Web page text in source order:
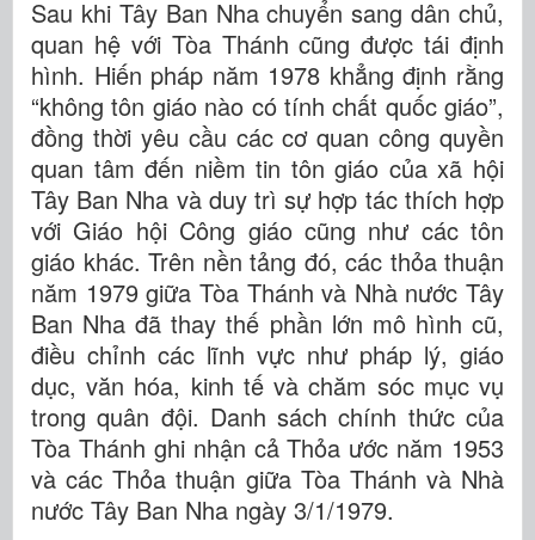
Sau khi Tây Ban Nha chuyển sang dân chủ,
quan hệ với Tòa Thánh cũng được tái định
hình. Hiến pháp năm 1978 khẳng định rằng
“không tôn giáo nào có tính chất quốc giáo”,
đồng thời yêu cầu các cơ quan công quyền
quan tâm đến niềm tin tôn giáo của xã hội
Tây Ban Nha và duy trì sự hợp tác thích hợp
với Giáo hội Công giáo cũng như các tôn
giáo khác. Trên nền tảng đó, các thỏa thuận
năm 1979 giữa Tòa Thánh và Nhà nước Tây
Ban Nha đã thay thế phần lớn mô hình cũ,
điều chỉnh các lĩnh vực như pháp lý, giáo
dục, văn hóa, kinh tế và chăm sóc mục vụ
trong quân đội. Danh sách chính thức của
Tòa Thánh ghi nhận cả Thỏa ước năm 1953
và các Thỏa thuận giữa Tòa Thánh và Nhà
nước Tây Ban Nha ngày 3/1/1979.